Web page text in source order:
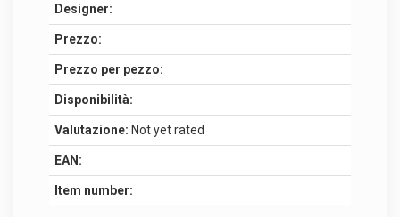
Designer:
Prezzo:
Prezzo per pezzo:
Disponibilità:
Valutazione: Not yet rated
EAN:
Item number: